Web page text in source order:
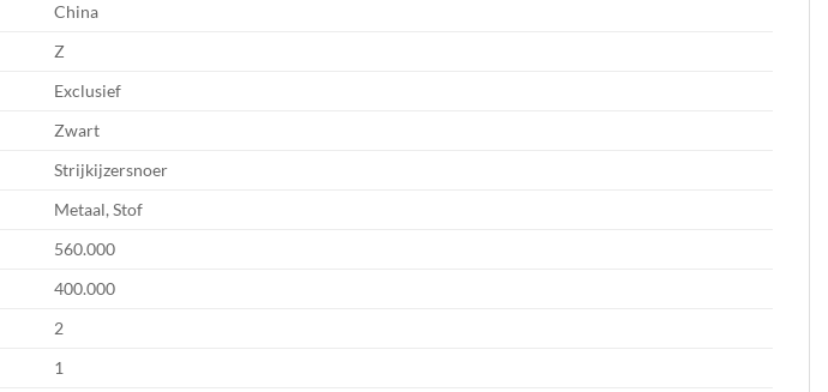
China
Z
Exclusief
Zwart
Strijkijzersnoer
Metaal, Stof
560.000
400.000
2
1